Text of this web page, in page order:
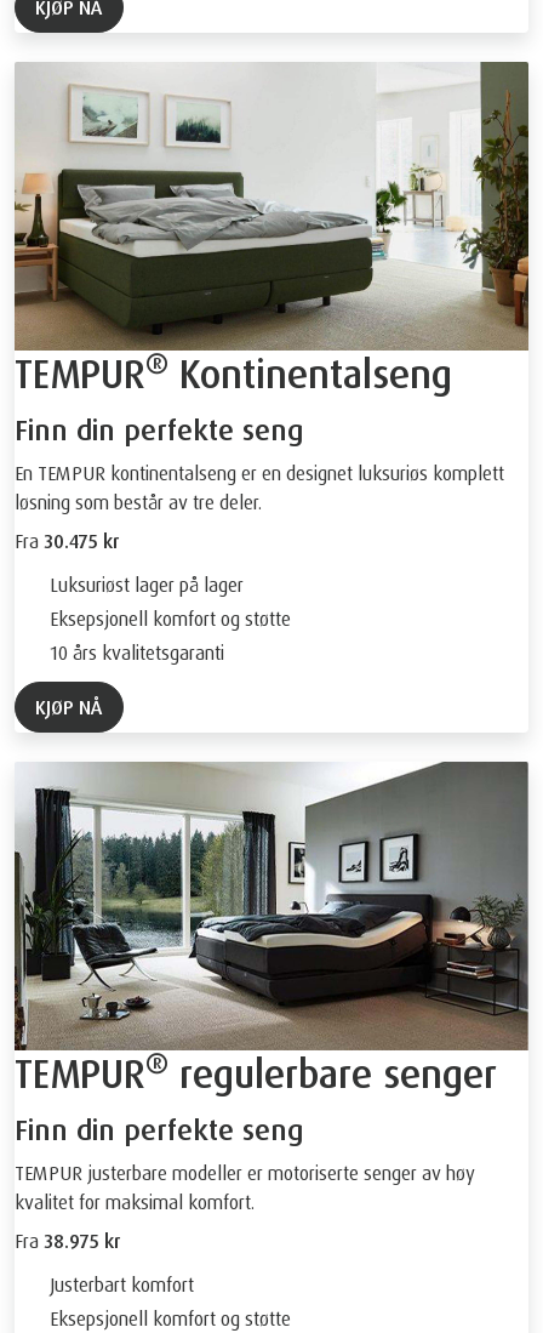
KJØP NÅ
TEMPUR® Kontinentalseng
Finn din perfekte seng
En TEMPUR kontinentalseng er en designet luksuriøs komplett
løsning som består av tre deler.
Fra 30.475 kr
Luksuriøst lager på lager
Eksepsjonell komfort og støtte
10 års kvalitetsgaranti
KJØP NÅ
TEMPUR® regulerbare senger
Finn din perfekte seng
TEMPUR justerbare modeller er motoriserte senger av høy
kvalitet for maksimal komfort.
Fra 38.975 kr
Justerbart komfort
Eksepsjonell komfort og støtte